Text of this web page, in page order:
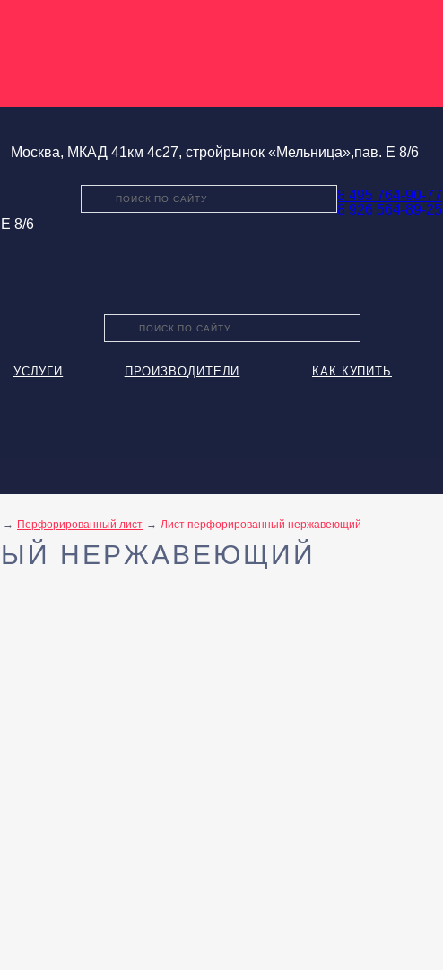
Москва, МКАД 41км 4с27, стройрынок «Мельница»,пав. Е 8/6
8 495 764-90-77
8 926 564-89-25
8/6
УСЛУГИ ПРОИЗВОДИТЕЛИ КАК КУПИТЬ
Перфорированный лист Лист перфорированный нержавеющий
НЕРЖАВЕЮЩИЙ